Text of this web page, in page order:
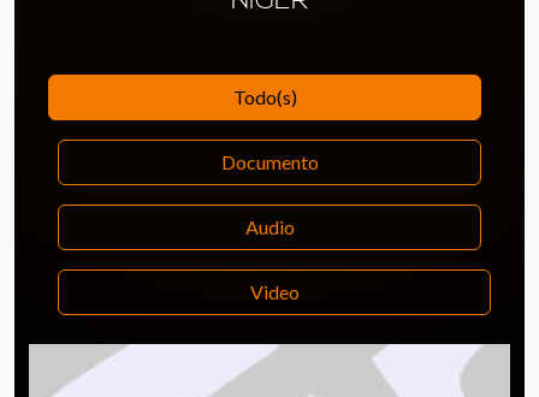
Todo(s)
Documento
Audio
Video